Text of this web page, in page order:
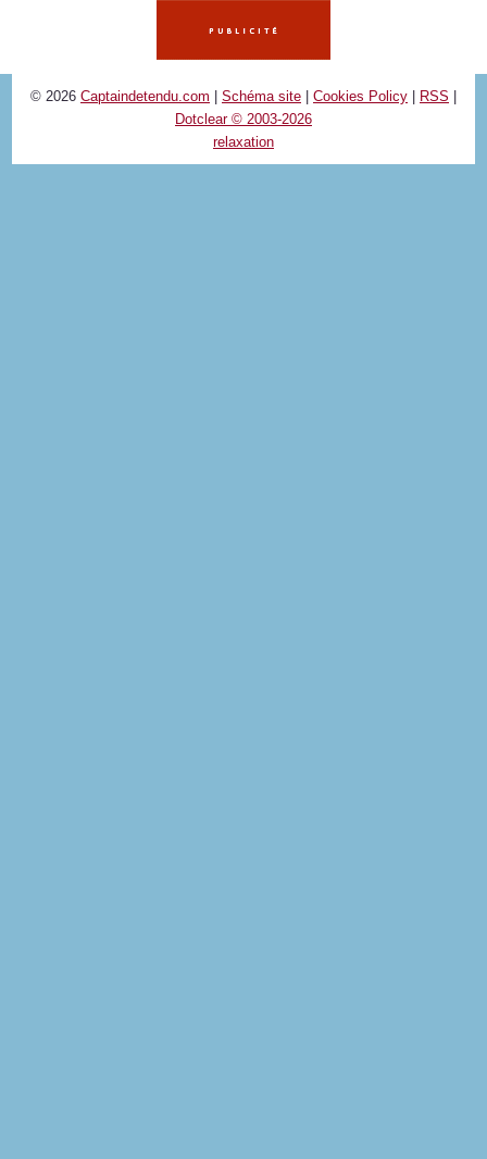
© 2026 Captaindetendu.com Schéma site Cookies Policy RSS
Dotclear © 2003-2026
relaxation